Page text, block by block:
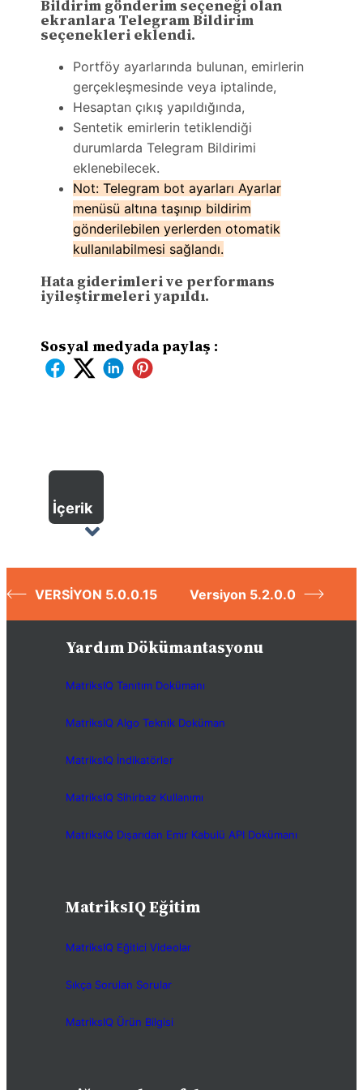
Bildirim gönderim seçeneği olan
ekranlara Telegram Bildirim
seçenekleri eklendi.
Portföy ayarlarında bulunan, emirlerin
gerçekleşmesinde veya iptalinde,
Hesaptan çıkış yapıldığında,
Sentetik emirlerin tetiklendiği
durumlarda Telegram Bildirimi
eklenebilecek.
Not: Telegram bot ayarları Ayarlar
menüsü altına taşınıp bildirim
gönderilebilen yerlerden otomatik
kullanılabilmesi sağlandı.
Hata giderimleri ve performans
iyileştirmeleri yapıldı.
Sosyal medyada paylaş :
İçerik
VERSİYON 5.0.0.15 Versiyon 5.2.0.0
Yardım Dökümantasyonu
MatriksIQ Tanıtım Dokümanı
MatriksIQ Algo Teknik Doküman
MatriksIQ İndikatörler
MatriksIQ Sihirbaz Kullanımı
MatriksIQ Dışarıdan Emir Kabulü API Dokümanı
MatriksIQ Eğitim
MatriksIQ Eğitici Videolar
Sıkça Sorulan Sorular
MatriksIQ Ürün Bilgisi